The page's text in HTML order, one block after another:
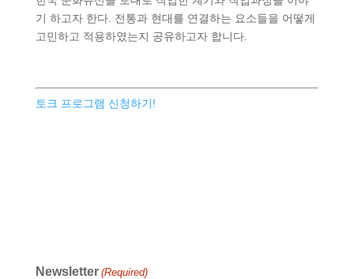
기 하고자 한다. 전통과 현대를 연결하는 요소들을 어떻게
고민하고 적용하였는지 공유하고자 합니다.
토크 프로그램 신청하기!
Newsletter (Required)